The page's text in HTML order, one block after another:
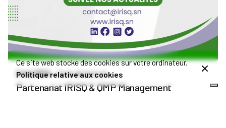
Admin IRISQ
2 mai 2024 3 min de lecture
Partenariat IRISQ & QMP Management
Ce site web stocke des cookies sur votre ordinateur.
Politique relative aux cookies